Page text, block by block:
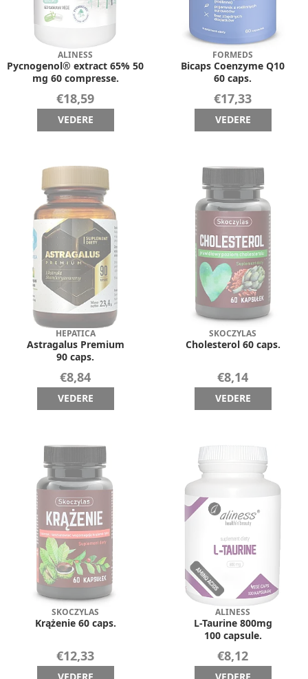
ALINESS
Pycnogenol® extract 65% 50
mg 60 compresse.
€18,59
VEDERE
FORMEDS
Bicaps Coenzyme Q10
60 caps.
€17,33
VEDERE
HEPATICA
Astragalus Premium
90 caps.
€8,84
VEDERE
SKOCZYLAS
Cholesterol 60 caps.
€8,14
VEDERE
SKOCZYLAS
Krążenie 60 caps.
€12,33
VEDERE
ALINESS
L-Taurine 800mg
100 capsule.
€8,12
VEDERE